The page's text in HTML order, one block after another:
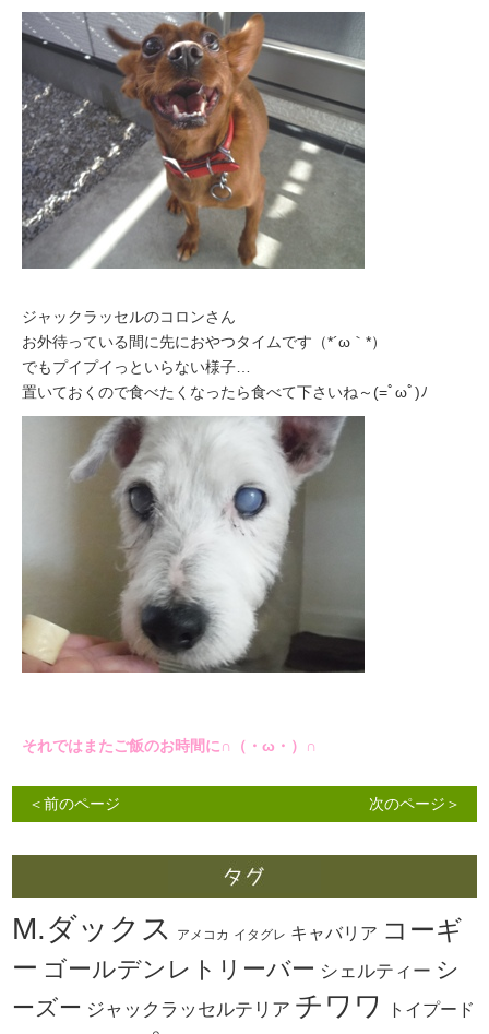
ジャックラッセルのコロンさん
お外待っている間に先におやつタイムです（*´ω｀*）
でもプイプイっといらない様子…
置いておくので食べたくなったら食べて下さいね～(=ﾟωﾟ)ﾉ
それではまたご飯のお時間に∩（・ω・）∩
＜前のページ 次のページ＞
M.ダックス アメコカ イタグレ キャバリア コーギ
ー ゴールデンレトリーバー シェルティー シ
ーズー ジャックラッセルテリア チワワ トイプード